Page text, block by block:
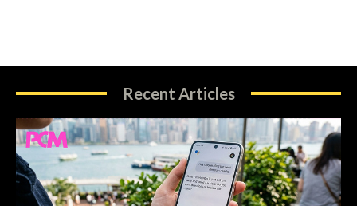
Recent Articles